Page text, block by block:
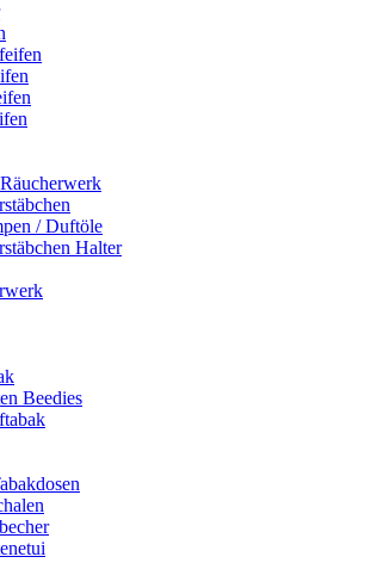
Räucherwerk
/ Duftöle
Halter
Beedies